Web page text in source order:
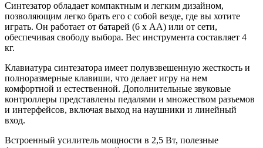
Синтезатор обладает компактным и легким дизайном,
позволяющим легко брать его с собой везде, где вы хотите
играть. Он работает от батарей (6 х АА) или от сети,
обеспечивая свободу выбора. Вес инструмента составляет 4
кг.
Клавиатура синтезатора имеет полувзвешенную жесткость и
полноразмерные клавиши, что делает игру на нем
комфортной и естественной. Дополнительные звуковые
контроллеры представлены педалями и множеством разъемов
и интерфейсов, включая выход на наушники и линейный
вход.
Встроенный усилитель мощности в 2,5 Вт, полезные